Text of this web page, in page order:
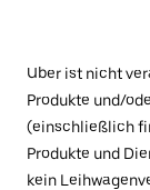
Uber ist nicht
Produkte und/
(einschließlich
Produkte und
kein